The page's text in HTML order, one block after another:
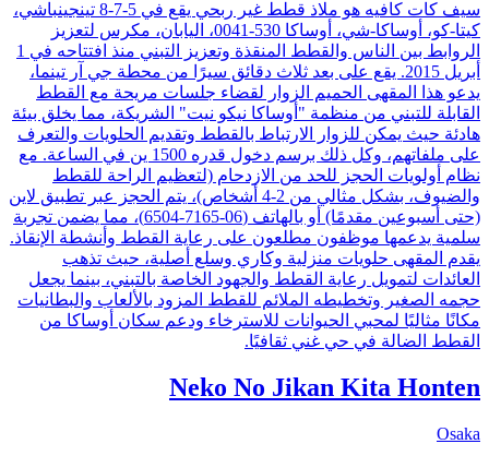
سيف كات كافيه هو ملاذ قطط غير ربحي يقع في 5-7-8 تينجينباشي،
كيتا-كو، أوساكا-شي، أوساكا 530-0041، اليابان، مكرس لتعزيز
الروابط بين الناس والقطط المنقذة وتعزيز التبني منذ افتتاحه في 1
أبريل 2015. يقع على بعد ثلاث دقائق سيرًا من محطة جي آر تينما،
يدعو هذا المقهى الحميم الزوار لقضاء جلسات مريحة مع القطط
القابلة للتبني من منظمة "أوساكا نيكو نيت" الشريكة، مما يخلق بيئة
هادئة حيث يمكن للزوار الارتباط بالقطط وتقديم الحلويات والتعرف
على ملفاتهم، وكل ذلك برسم دخول قدره 1500 ين في الساعة. مع
نظام أولويات الحجز للحد من الازدحام (لتعظيم الراحة للقطط
والضيوف، بشكل مثالي من 2-4 أشخاص)، يتم الحجز عبر تطبيق لاين
(حتى أسبوعين مقدمًا) أو بالهاتف (06-7165-6504)، مما يضمن تجربة
سلمية يدعمها موظفون مطلعون على رعاية القطط وأنشطة الإنقاذ.
يقدم المقهى حلويات منزلية وكاري وسلع أصلية، حيث تذهب
العائدات لتمويل رعاية القطط والجهود الخاصة بالتبني، بينما يجعل
حجمه الصغير وتخطيطه الملائم للقطط المزود بالألعاب والبطانيات
مكانًا مثاليًا لمحبي الحيوانات للاسترخاء ودعم سكان أوساكا من
القطط الضالة في حي غني ثقافيًا.
Neko No Jikan Kita Honten
Osaka